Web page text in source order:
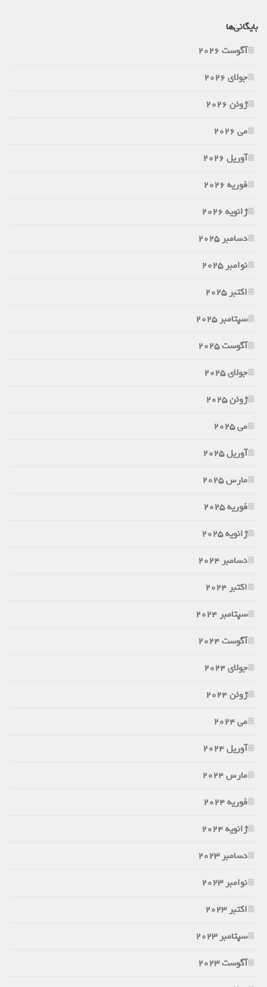
بایگانی‌ها
آگوست 2026
جولای 2026
ژوئن 2026
می 2026
آوریل 2026
فوریه 2026
ژانویه 2026
دسامبر 2025
نوامبر 2025
اکتبر 2025
سپتامبر 2025
آگوست 2025
جولای 2025
ژوئن 2025
می 2025
آوریل 2025
مارس 2025
فوریه 2025
ژانویه 2025
دسامبر 2024
اکتبر 2024
سپتامبر 2024
آگوست 2024
جولای 2024
ژوئن 2024
می 2024
آوریل 2024
مارس 2024
فوریه 2024
ژانویه 2024
دسامبر 2023
نوامبر 2023
اکتبر 2023
سپتامبر 2023
آگوست 2023